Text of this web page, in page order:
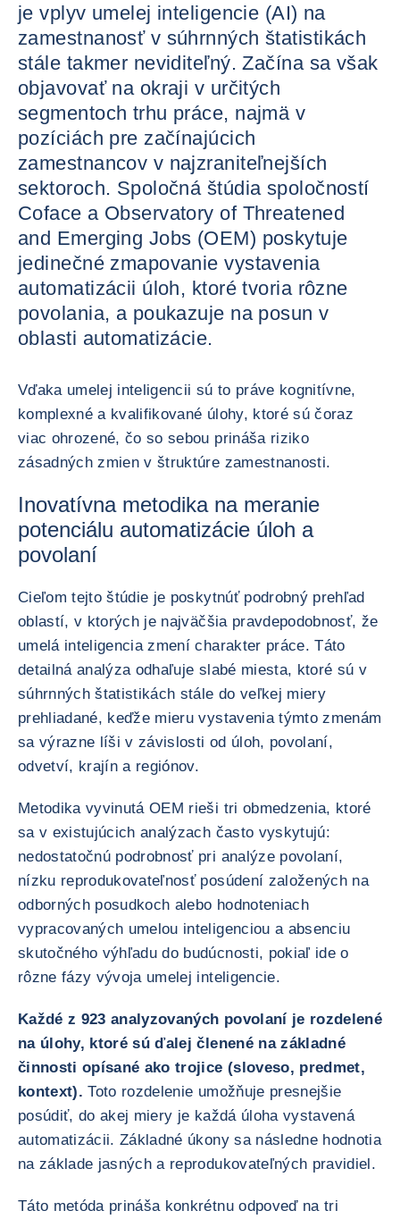
je vplyv umelej inteligencie (AI) na
zamestnanosť v súhrnných štatistikách
stále takmer neviditeľný. Začína sa však
objavovať na okraji v určitých
segmentoch trhu práce, najmä v
pozíciách pre začínajúcich
zamestnancov v najzraniteľnejších
sektoroch. Spoločná štúdia spoločností
Coface a Observatory of Threatened
and Emerging Jobs (OEM) poskytuje
jedinečné zmapovanie vystavenia
automatizácii úloh, ktoré tvoria rôzne
povolania, a poukazuje na posun v
oblasti automatizácie.
Vďaka umelej inteligencii sú to práve kognitívne,
komplexné a kvalifikované úlohy, ktoré sú čoraz
viac ohrozené, čo so sebou prináša riziko
zásadných zmien v štruktúre zamestnanosti.
Inovatívna metodika na meranie
potenciálu automatizácie úloh a
povolaní
Cieľom tejto štúdie je poskytnúť podrobný prehľad
oblastí, v ktorých je najväčšia pravdepodobnosť, že
umelá inteligencia zmení charakter práce. Táto
detailná analýza odhaľuje slabé miesta, ktoré sú v
súhrnných štatistikách stále do veľkej miery
prehliadané, keďže mieru vystavenia týmto zmenám
sa výrazne líši v závislosti od úloh, povolaní,
odvetví, krajín a regiónov.
Metodika vyvinutá OEM rieši tri obmedzenia, ktoré
sa v existujúcich analýzach často vyskytujú:
nedostatočnú podrobnosť pri analýze povolaní,
nízku reprodukovateľnosť posúdení založených na
odborných posudkoch alebo hodnoteniach
vypracovaných umelou inteligenciou a absenciu
skutočného výhľadu do budúcnosti, pokiaľ ide o
rôzne fázy vývoja umelej inteligencie.
Každé z 923 analyzovaných povolaní je rozdelené
na úlohy, ktoré sú ďalej členené na základné
činnosti opísané ako trojice (sloveso, predmet,
kontext).Toto rozdelenie umožňuje presnejšie
posúdiť, do akej miery je každá úloha vystavená
automatizácii. Základné úkony sa následne hodnotia
na základe jasných a reprodukovateľných pravidiel.
Táto metóda prináša konkrétnu odpoveď na tri